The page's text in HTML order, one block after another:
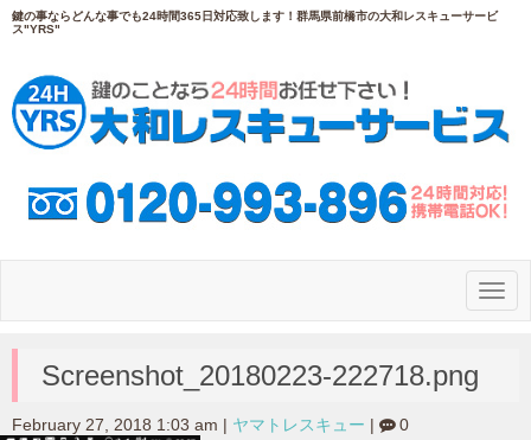
鍵の事ならどんな事でも24時間365日対応致します！群馬県前橋市の大和レスキューサービ
ス"YRS"
N
a
Screenshot_20180223-222718.png
February 27, 2018 1:03 am ヤマトレスキュー 0